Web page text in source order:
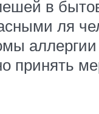
в
ля